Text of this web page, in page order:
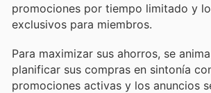
promociones por tiempo limitado y
exclusivos para miembros.
Para maximizar sus ahorros, se
planificar sus compras en sintonía
promociones activas y los anuncios